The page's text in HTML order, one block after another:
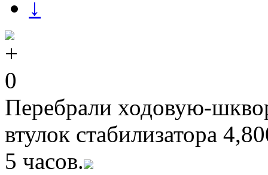
↓
0
Перебрали ходовую-
втулок стабилизатора
5 часов.